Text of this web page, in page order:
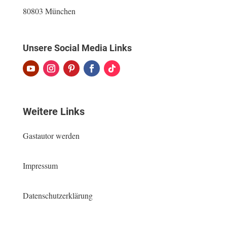
80803 München
Unsere Social Media Links
Weitere Links
Gastautor werden
Impressum
Datenschutzerklärung